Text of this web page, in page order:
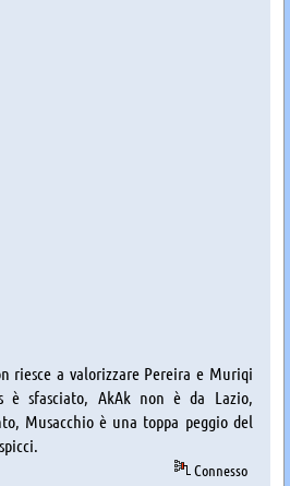
riesce a valorizzare Pereira e Muriqi
è sfasciato, AkAk non è da Lazio,
Musacchio è una toppa peggio del
Connesso